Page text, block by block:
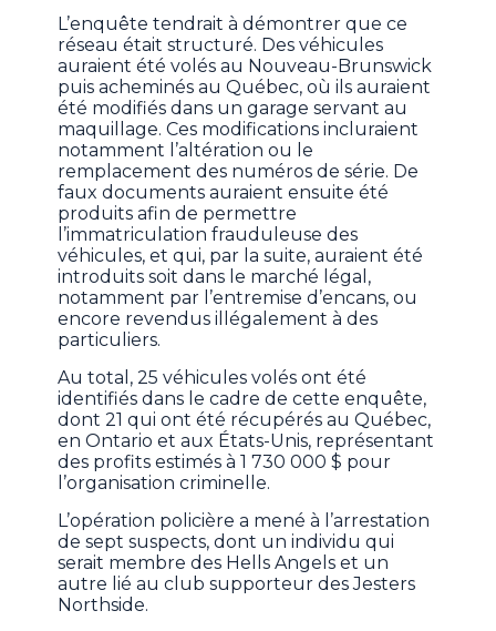
L’enquête tendrait à démontrer que ce
réseau était structuré. Des véhicules
auraient été volés au Nouveau-Brunswick
puis acheminés au Québec, où ils auraient
été modifiés dans un garage servant au
maquillage. Ces modifications incluraient
notamment l’altération ou le
remplacement des numéros de série. De
faux documents auraient ensuite été
produits afin de permettre
l’immatriculation frauduleuse des
véhicules, et qui, par la suite, auraient été
introduits soit dans le marché légal,
notamment par l’entremise d’encans, ou
encore revendus illégalement à des
particuliers.
Au total, 25 véhicules volés ont été
identifiés dans le cadre de cette enquête,
dont 21 qui ont été récupérés au Québec,
en Ontario et aux États-Unis, représentant
des profits estimés à 1 730 000 $ pour
l’organisation criminelle.
L’opération policière a mené à l’arrestation
de sept suspects, dont un individu qui
serait membre des Hells Angels et un
autre lié au club supporteur des Jesters
Northside.